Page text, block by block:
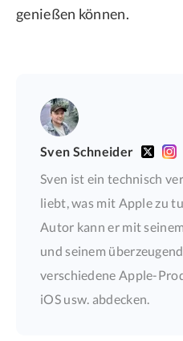
genießen können.
Sven Schneider
Sven ist ein technisch
liebt, was mit Apple zu
Autor kann er mit
und seinem
verschiedene Apple-
iOS usw. abdecken.